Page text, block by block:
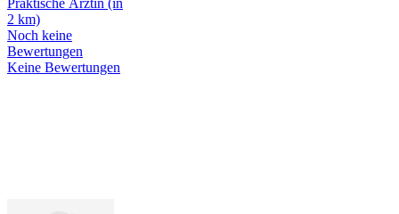
Praktische Ärztin (in
2 km)
Noch keine
Bewertungen
Keine Bewertungen